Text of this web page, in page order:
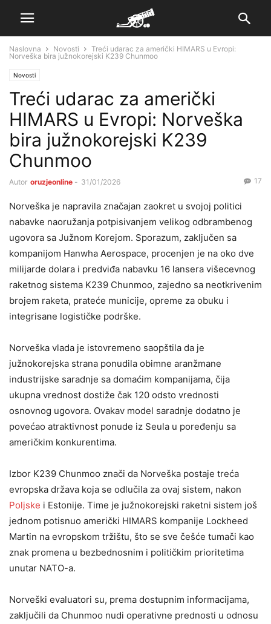
Naslovna Novosti
Treći udarac za američki HIMARS u Evropi:
Norveška bira južnokorejski K239 Chunmoo
Novosti
Treći udarac za američki
HIMARS u Evropi: Norveška
bira južnokorejski K239
Chunmoo
Autor oruzjeonline - 31/01/2026 17
Norveška je napravila značajan zaokret u svojoj politici
nabavke naoružanja potpisivanjem velikog odbrambenog
ugovora sa Južnom Korejom. Sporazum, zaključen sa
kompanijom Hanwha Aerospace, procenjen je na oko dve
milijarde dolara i predviđa nabavku 16 lansera višecevnog
raketnog sistema K239 Chunmoo, zajedno sa neotkrivenim
brojem raketa, prateće municije, opreme za obuku i
integrisane logističke podrške.
Norveška vlada je istovremeno saopštila da je
južnokorejska strana ponudila obimne aranžmane
industrijske saradnje sa domaćim kompanijama, čija
ukupna vrednost dostiže čak 120 odsto vrednosti
osnovnog ugovora. Ovakav model saradnje dodatno je
povećao atraktivnost ponude iz Seula u poređenju sa
američkim konkurentima.
Izbor K239 Chunmoo znači da Norveška postaje treća
evropska država koja se odlučila za ovaj sistem, nakon
Poljske i Estonije. Time je južnokorejski raketni sistem još
jednom potisnuo američki HIMARS kompanije Lockheed
Martin na evropskom tržištu, što se sve češće tumači kao
znak promena u bezbednosnim i političkim prioritetima
unutar NATO-a.
Norveški evaluatori su, prema dostupnim informacijama,
zaključili da Chunmoo nudi operativne prednosti u odnosu